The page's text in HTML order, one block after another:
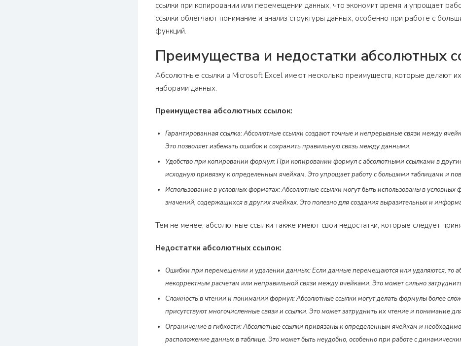
ссылки при копировании или перемещении данных, что экономит время и упрощает
ссылки облегчают понимание и анализ структуры данных, особенно при работе с
функций.
Преимущества и недостатки абсолютных
Абсолютные ссылки в Microsoft Excel имеют несколько преимуществ, которые делают
наборами данных.
Преимущества абсолютных ссылок:
Гарантированная ссылка: Абсолютные ссылки создают точные и непрерывные связи между
Это позволяет избежать ошибок и сохранить правильную связь между данными.
Удобство при копировании формул: При копировании формул с абсолютными ссылками в
исходную привязку к определенным ячейкам. Это упрощает работу с большими таблицами и
Использование в условных форматах: Абсолютные ссылки могут быть использованы в условных
значений, содержащихся в других ячейках. Это полезно для создания выразительных и
Тем не менее, абсолютные ссылки также имеют свои недостатки, которые следует
Недостатки абсолютных ссылок:
Ошибки при перемещении и удалении данных: Если данные перемещаются или удаляются, то
некорректным расчетам или неправильной связи между ячейками. Это может сильно
Сложность в чтении и понимании формул: Абсолютные ссылки могут делать формулы более
присутствуют многочисленные связи и ссылки. Это может затруднить их чтение и понимание
Ограничение в гибкости: Абсолютные ссылки привязаны к определенным ячейкам и
расположение данных в таблице. Это может быть неудобно, особенно при работе с